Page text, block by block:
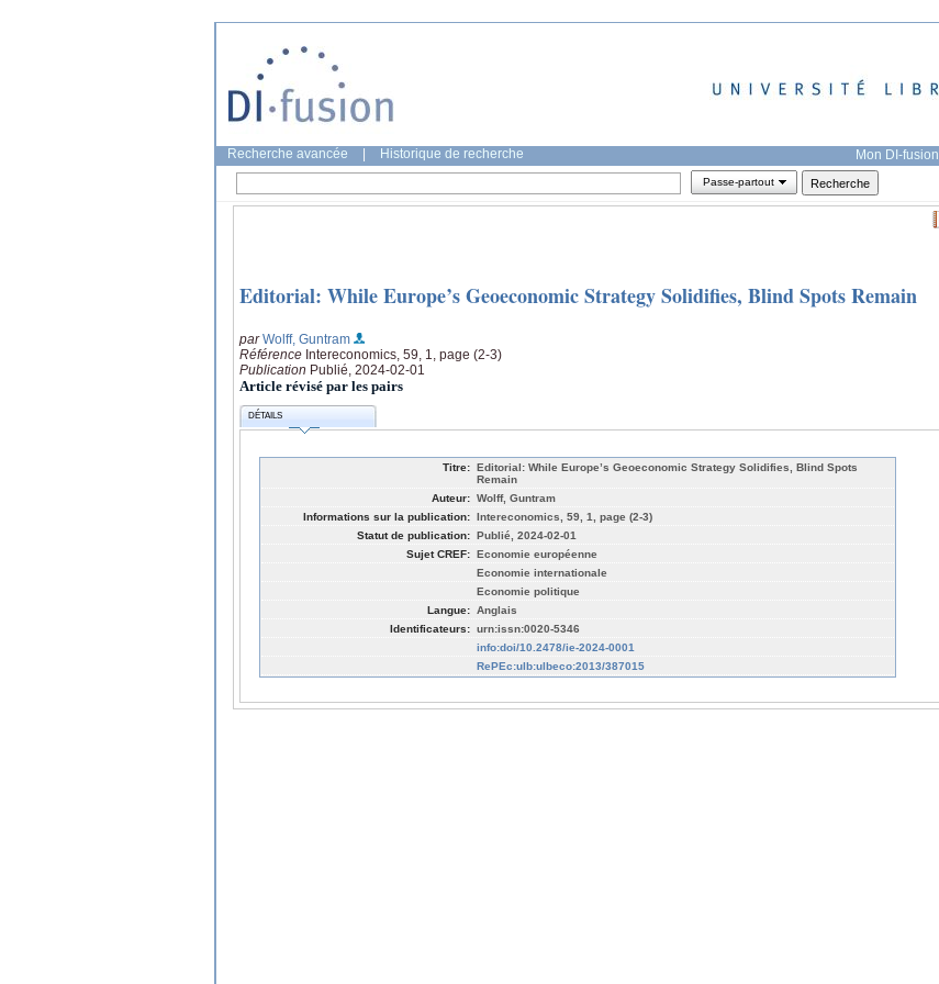
Recherche avancée Historique de recherche Mon DI-fusion
Passe-partout
Editorial: While Europe’s Geoeconomic Strategy Solidifies, Blind Spots Remain
parWolff, Guntram
Référence Intereconomics, 59, 1, page (2-3)
Publication Publié, 2024-02-01
Article révisé par les pairs
DÉTAILS
Titre: Editorial: While Europe’s Geoeconomic Strategy Solidifies, Blind Spots
Remain
Auteur: Wolff, Guntram
Informations sur la publication: Intereconomics, 59, 1, page (2-3)
Statut de publication: Publié, 2024-02-01
Sujet CREF: Economie européenne
Economie internationale
Economie politique
Langue: Anglais
Identificateurs: urn:issn:0020-5346
info:doi/10.2478/ie-2024-0001
RePEc:ulb:ulbeco:2013/387015